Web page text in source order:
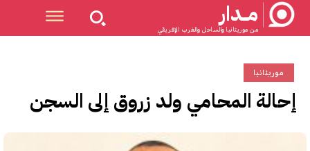
مــدار
من موريتانيا والساحل والغرب الإفريقي
موريتانيا
إحالة المحامي ولد زروق إلى السجن